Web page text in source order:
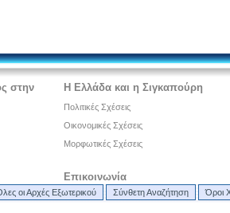
στην
Η Ελλάδα και η Σιγκαπούρη
Πολιτικές Σχέσεις
Οικονομικές Σχέσεις
Μορφωτικές Σχέσεις
Επικοινωνία
οι Αρχές Εξωτερικού Σύνθετη Αναζήτηση Όροι